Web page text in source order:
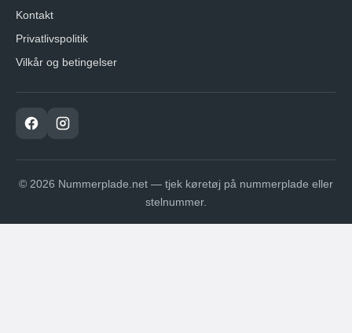
Kontakt
Privatlivspolitik
Vilkår og betingelser
© 2026 Nummerplade.net — tjek køretøj på nummerplade eller
stelnummer.